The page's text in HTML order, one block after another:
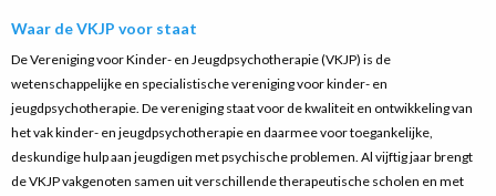
Waar de VKJP voor staat
De Vereniging voor Kinder- en Jeugdpsychotherapie (VKJP) is de
wetenschappelijke en specialistische vereniging voor kinder- en
jeugdpsychotherapie. De vereniging staat voor de kwaliteit en ontwikkeling van
het vak kinder- en jeugdpsychotherapie en daarmee voor toegankelijke,
deskundige hulp aan jeugdigen met psychische problemen. Al vijftig jaar brengt
de VKJP vakgenoten samen uit verschillende therapeutische scholen en met